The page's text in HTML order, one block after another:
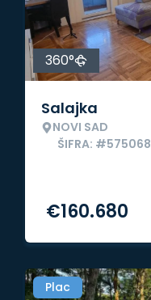
360°
Salajka
NOVI SAD
ŠIFRA: #575068
€160.680
Plac